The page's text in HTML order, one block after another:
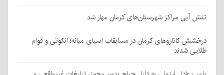
تنش آبی مراکز شهرستان‌های کرمان مهار شد
درخشش کاتاروهای کرمان در مسابقات آسیای میانه؛ انکوتی و قوام
طلایی شدند